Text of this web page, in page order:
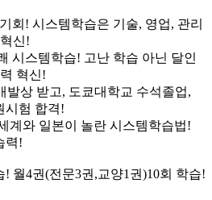
회! 시스템학습은 기술, 영업, 관리
신!
시스템학습! 고난 학습 아닌 달인
혁신!
발상 받고, 도쿄대학교 수석졸업,
시험 합격!
계와 일본이 놀란 시스템학습법!
력!
월4권(전문3권,교양1권)10회 학습!